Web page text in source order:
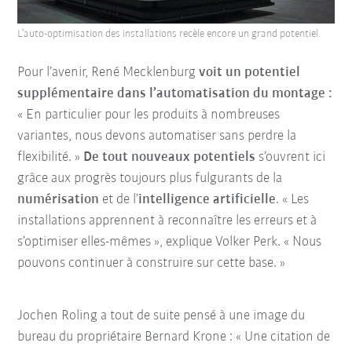
Pour l’avenir, René Mecklenburgvoit un potentiel
supplémentaire dans l’automatisation du montage :
« En particulier pour les produits à nombreuses
variantes, nous devons automatiser sans perdre la
flexibilité. » De tout nouveaux potentiels s’ouvrent ici
grâce aux progrès toujours plus fulgurants de la
numérisation et de l’intelligence artificielle. « Les
installations apprennent à reconnaître les erreurs et à
s’optimiser elles-mêmes », explique Volker Perk. « Nous
pouvons continuer à construire sur cette base. »
L’auto-optimisation des installations recèle encore un grand potentiel.
Jochen Roling a tout de suite pensé à une image du
bureau du propriétaire Bernard Krone : « Une citation de